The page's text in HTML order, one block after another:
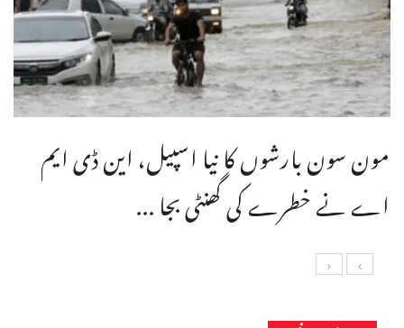
مون سون بارشوں کا نیا اسپیل، این ڈی ایم
اے نے خطرے کی گھنٹی بجا ...